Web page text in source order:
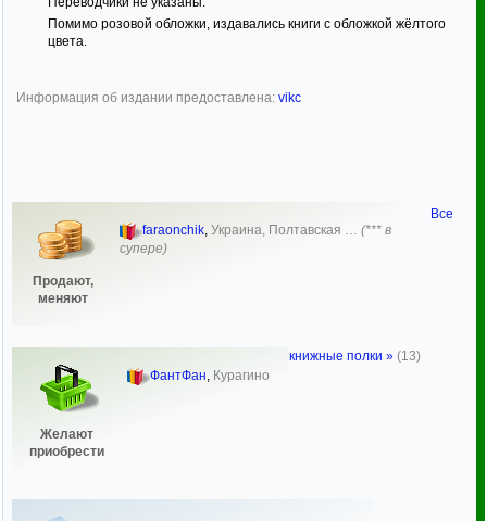
Помимо розовой обложки, издавались книги с обложкой жёлтого
цвета.
Информация об издании предоставлена: vikc
Продают,
меняют
faraonchik, Украина, Полтавская … (*** в
супере)
Желают
приобрести
ФантФан, Курагино
Все
книжные полки » (13)